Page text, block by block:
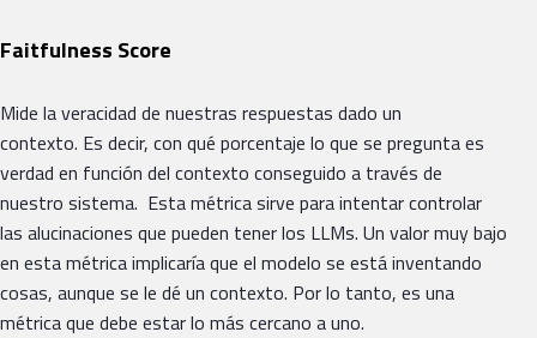
Faitfulness Score
Mide la veracidad de nuestras respuestas dado un
contexto. Es decir, con qué porcentaje lo que se pregunta es
verdad en función del contexto conseguido a través de
nuestro sistema. Esta métrica sirve para intentar controlar
las alucinaciones que pueden tener los LLMs. Un valor muy bajo
en esta métrica implicaría que el modelo se está inventando
cosas, aunque se le dé un contexto. Por lo tanto, es una
métrica que debe estar lo más cercano a uno.